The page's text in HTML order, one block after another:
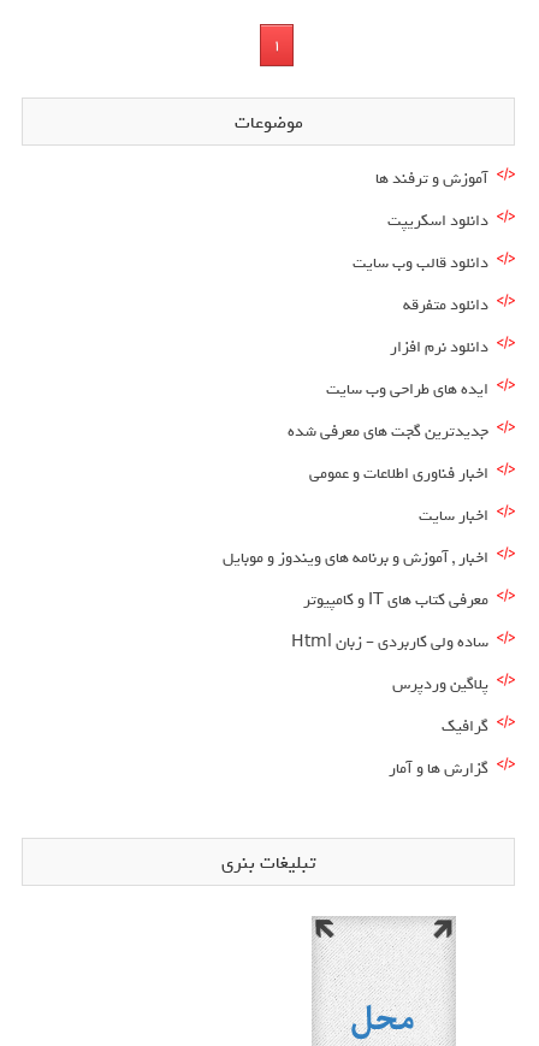
1
موضوعات
آموزش و ترفند ها
دانلود اسکریپت
دانلود قالب وب سایت
دانلود متفرقه
دانلود نرم افزار
ایده های طراحی وب سایت
جدیدترین گجت های معرفی شده
اخبار فناوری اطلاعات و عمومی
اخبار سایت
اخبار , آموزش و برنامه های ویندوز و موبایل
معرفی کتاب های IT و کامپیوتر
ساده ولی کاربردی – زبان Html
پلاگین وردپرس
گرافیک
گزارش ها و آمار
تبلیغات بنری